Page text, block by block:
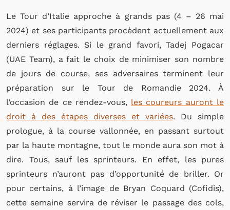
Le Tour d’Italie approche à grands pas (4 – 26 mai
2024) et ses participants procèdent actuellement aux
derniers réglages. Si le grand favori, Tadej Pogacar
(UAE Team), a fait le choix de minimiser son nombre
de jours de course, ses adversaires terminent leur
préparation sur le Tour de Romandie 2024. À
l’occasion de ce rendez-vous, les coureurs auront le
droit à des étapes diverses et variées. Du simple
prologue, à la course vallonnée, en passant surtout
par la haute montagne, tout le monde aura son mot à
dire. Tous, sauf les sprinteurs. En effet, les pures
sprinteurs n’auront pas d’opportunité de briller. Or
pour certains, à l’image de Bryan Coquard (Cofidis),
cette semaine servira de réviser le passage des cols,